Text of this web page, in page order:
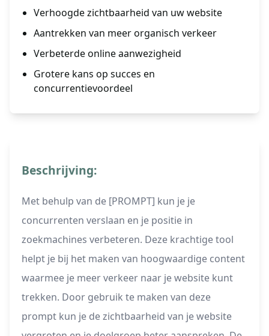
Verhoogde zichtbaarheid van uw website
Aantrekken van meer organisch verkeer
Verbeterde online aanwezigheid
Grotere kans op succes en
concurrentievoordeel
Beschrijving:
Met behulp van de [PROMPT] kun je je
concurrenten verslaan en je positie in
zoekmachines verbeteren. Deze krachtige tool
helpt je bij het maken van hoogwaardige content
waarmee je meer verkeer naar je website kunt
trekken. Door gebruik te maken van deze
prompt kun je de zichtbaarheid van je website